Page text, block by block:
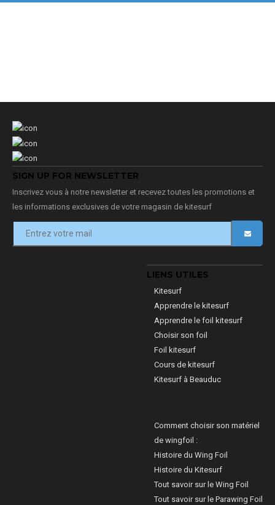
SIGN UP FOR NEWSLETTER
Inscrivez vous à notre newsletter et recevez toutes les promotions et
les informations exclusives de votre magasin de kitesurf
LIENS UTILES
Kitesurf
Apprendre le kitesurf
Apprendre le foil kitesurf
Choisir son foil
Foil kitesurf
Cours de kitesurf
Kitesurf à Beauduc
Comment choisir son matériel
de wingfoil :
Histoire du Wing Foil
Histoire du Kitesurf
Tout savoir sur le Wing Foil
Tout savoir sur le Parawing Foil